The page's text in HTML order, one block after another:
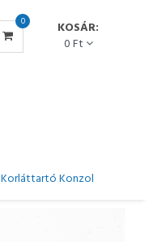
0
KOSÁR:
0 Ft
Korláttartó Konzol